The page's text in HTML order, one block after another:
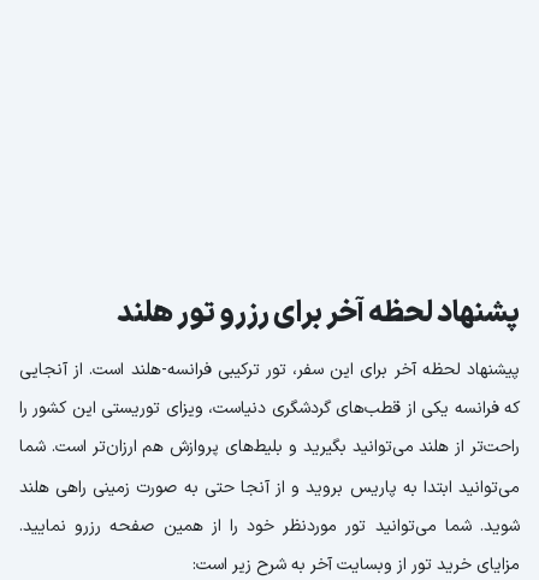
پشنهاد لحظه آخر برای رزرو تور هلند
پیشنهاد لحظه آخر برای این سفر، تور ترکیبی فرانسه-هلند است. از آنجایی
که فرانسه یکی از قطب‌های گردشگری دنیاست، ویزای توریستی این کشور را
راحت‌تر از هلند می‌توانید بگیرید و بلیط‌های پروازش هم ارزان‌تر است. شما
می‌توانید ابتدا به پاریس بروید و از آنجا حتی به صورت زمینی راهی هلند
شوید. شما می‌توانید تور موردنظر خود را از همین صفحه رزرو نمایید.
مزایای خرید تور از وبسایت آخر به شرح زیر است: